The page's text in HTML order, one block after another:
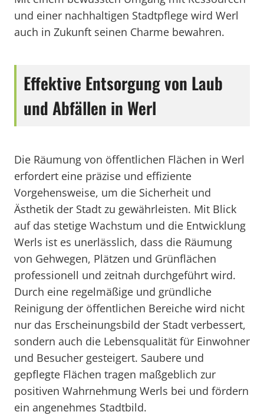
und einer nachhaltigen Stadtpflege wird Werl
auch in Zukunft seinen Charme bewahren.
Effektive Entsorgung von Laub
und Abfällen in Werl
Die Räumung von öffentlichen Flächen in Werl
erfordert eine präzise und effiziente
Vorgehensweise, um die Sicherheit und
Ästhetik der Stadt zu gewährleisten. Mit Blick
auf das stetige Wachstum und die Entwicklung
Werls ist es unerlässlich, dass die Räumung
von Gehwegen, Plätzen und Grünflächen
professionell und zeitnah durchgeführt wird.
Durch eine regelmäßige und gründliche
Reinigung der öffentlichen Bereiche wird nicht
nur das Erscheinungsbild der Stadt verbessert,
sondern auch die Lebensqualität für Einwohner
und Besucher gesteigert. Saubere und
gepflegte Flächen tragen maßgeblich zur
positiven Wahrnehmung Werls bei und fördern
ein angenehmes Stadtbild.